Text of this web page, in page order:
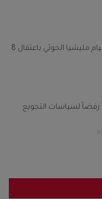
استنفار في صنعاء عقب قيام مليشيا الحوثي باعتقال 8
التجويع